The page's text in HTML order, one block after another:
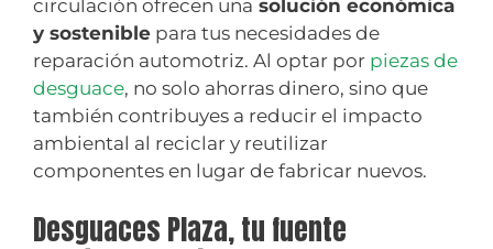
circulación ofrecen una solución económica
y sostenible para tus necesidades de
reparación automotriz. Al optar por piezas de
desguace, no solo ahorras dinero, sino que
también contribuyes a reducir el impacto
ambiental al reciclar y reutilizar
componentes en lugar de fabricar nuevos.
Desguaces Plaza, tu fuente